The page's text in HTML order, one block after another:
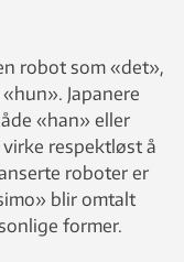
robot som «det»,
Japanere
«han» eller
respektløst å
roboter er
blir omtalt
former.